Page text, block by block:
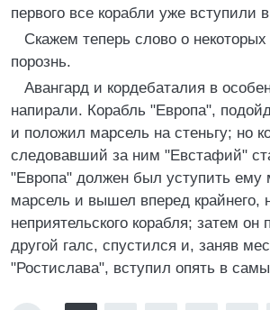
первого все корабли уже вступили
Скажем теперь слово о
порознь.
Авангард и кордебаталия в
напирали. Корабль "Европа",
и положил марсель на стеньгу; но
следовавший за ним "Евстафий"
"Европа" должен был уступить ему
марсель и вышел вперед крайнего,
неприятельского корабля; затем он
другой галс, спустился и, заняв
"Ростислава", вступил опять в